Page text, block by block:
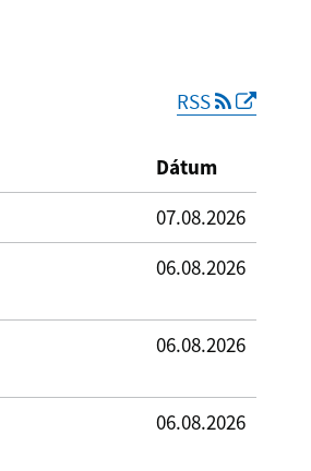
RSS
Dátum
07.08.2026
06.08.2026
06.08.2026
06.08.2026